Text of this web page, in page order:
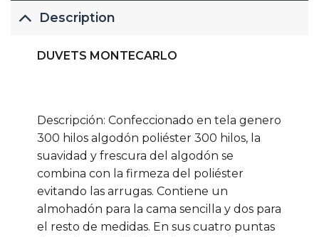
Description
DUVETS MONTECARLO
Descripción: Confeccionado en tela genero
300 hilos algodón poliéster 300 hilos, la
suavidad y frescura del algodón se
combina con la firmeza del poliéster
evitando las arrugas. Contiene un
almohadón para la cama sencilla y dos para
el resto de medidas. En sus cuatro puntas